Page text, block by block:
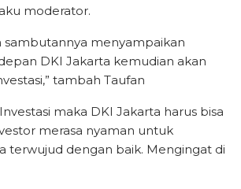
moderator.
sambutannya menyampaikan
DKI Jakarta kemudian akan
tambah Taufan
maka DKI Jakarta harus bisa
merasa nyaman untuk
terwujud dengan baik. Mengingat di